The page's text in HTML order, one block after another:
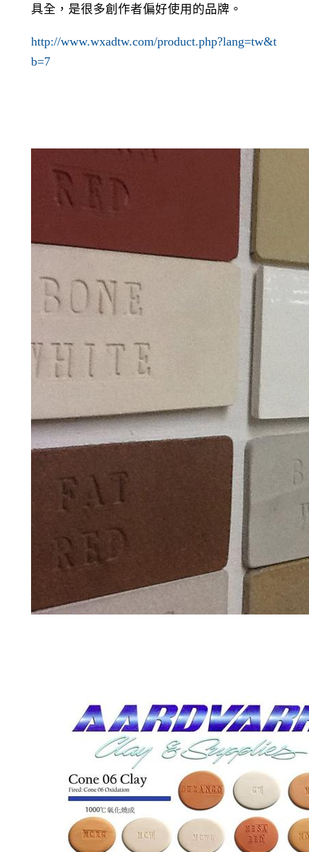
具全，是很多創作者偏好使用的品牌。
http://www.wxadtw.com/product.php?lang=tw&t
b=7